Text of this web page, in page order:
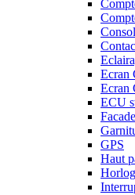
Ecran
Ecran
ECU
GPS
Haut